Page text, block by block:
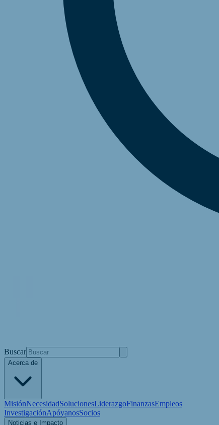
Buscar
Acerca de
MisiónNecesidadSolucionesLiderazgoFinanzasEmpleos
InvestigaciónApóyanosSocios
Noticias e Impacto